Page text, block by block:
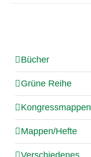
Bücher
Grüne Reihe
Kongressmappen
Mappen/Hefte
Verschiedenes